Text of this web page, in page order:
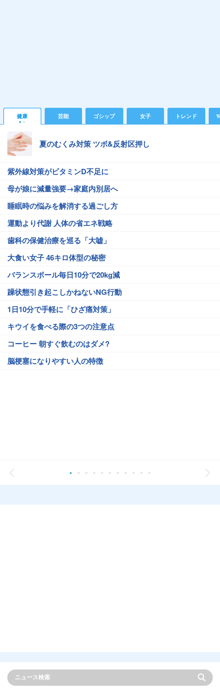
健康 芸能 ゴシップ 女子 トレンド
夏のむくみ対策 ツボ&反射区押し
紫外線対策がビタミンD不足に
母が娘に減量強要→家庭内別居へ
睡眠時の悩みを解消する過ごし方
運動より代謝 人体の省エネ戦略
歯科の保健治療を巡る「大嘘」
大食い女子 46キロ体型の秘密
バランスボール毎日10分で20kg減
躁状態引き起こしかねないNG行動
1日10分で手軽に「ひざ痛対策」
キウイを食べる際の3つの注意点
コーヒー 朝すぐ飲むのはダメ?
脳梗塞になりやすい人の特徴